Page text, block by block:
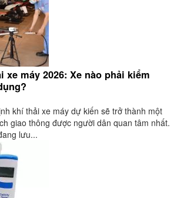
xe máy 2026: Xe nào phải kiểm
khí thải xe máy dự kiến sẽ trở thành một
giao thông được người dân quan tâm nhất.
lưu...